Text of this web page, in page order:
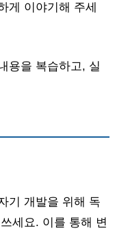
게 이야기해 주세
용을 복습하고, 실
기 개발을 위해 독
세요. 이를 통해 변